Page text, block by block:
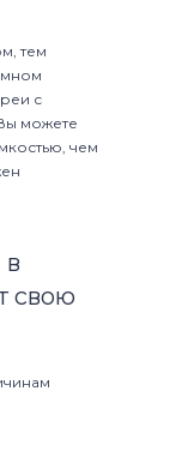
тем
с
можете
чем
свою